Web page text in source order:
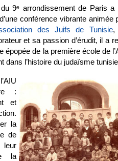
9ᵉ arrondissement de Paris a
conférence vibrante animée
des Juifs de Tunisie,
et sa passion d’érudit, il a
épopée de la première école de
dans l’histoire du judaïsme
:
et
la
de
la